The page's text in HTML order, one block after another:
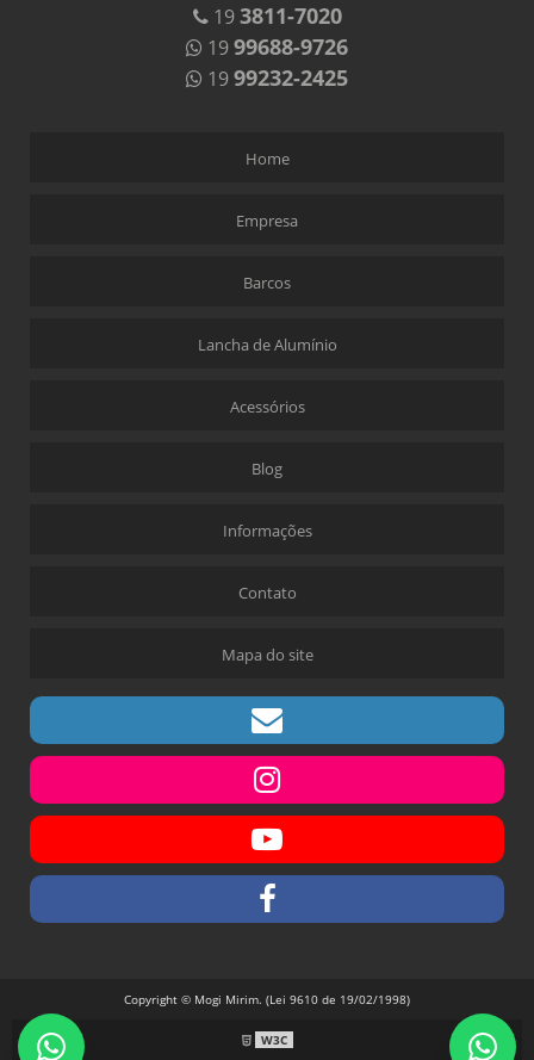
193811-7020
1999688-9726
1999232-2425
Home
Empresa
Barcos
Lancha de Alumínio
Acessórios
Blog
Informações
Contato
Mapa do site
Copyright © Mogi Mirim. (Lei 9610 de 19/02/1998)
W3C